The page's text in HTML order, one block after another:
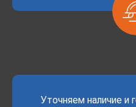
Уточняем наличие и